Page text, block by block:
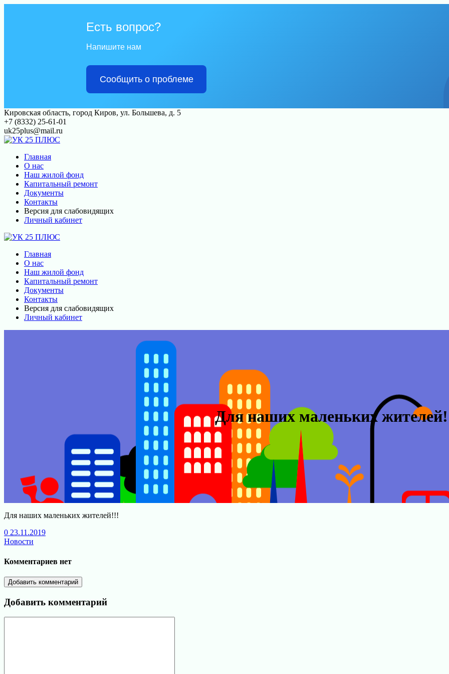
Есть вопрос?
Напишите нам
Сообщить о проблеме
Перейти
к
контенту
Кировская область, город Киров, ул. Большева, д. 5
+7 (8332) 25-61-01
uk25plus@mail.ru
Главная
О нас
Наш жилой фонд
Капитальный ремонт
Документы
Контакты
Версия для слабовидящих
Личный кабинет
Главная
О нас
Наш жилой фонд
Капитальный ремонт
Документы
Контакты
Версия для слабовидящих
Личный кабинет
Для наших маленьких
Для наших маленьких жителей!!!
0 23.11.2019
Новости
Комментариев нет
Добавить комментарий
Добавить комментарий